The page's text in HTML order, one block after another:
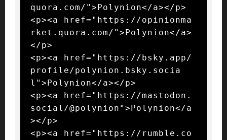
quora.com/">Polynion</a></p>
<p><a href="https://opinionma
rket.quora.com/">Polynion</a>
</p>
<p><a href="https://bsky.app/
profile/polynion.bsky.socia
l">Polynion</a></p>
<p><a href="https://mastodon.
social/@polynion">Polynion</a
></p>
<p><a href="https://rumble.co